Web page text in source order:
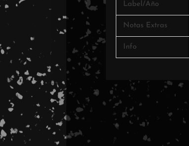
Label/Año
Notas Extras
Info